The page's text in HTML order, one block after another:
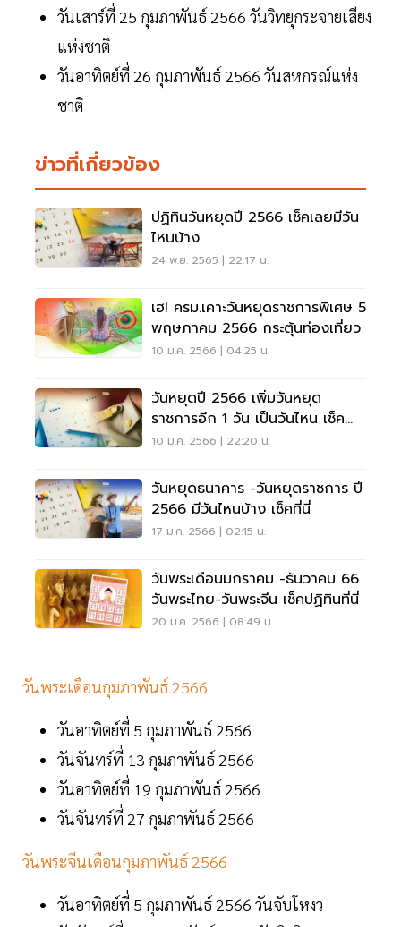
วันเสาร์ที่ 25 กุมภาพันธ์ 2566 วันวิทยุกระจายเสียง
แห่งชาติ
วันอาทิตย์ที่ 26 กุมภาพันธ์ 2566 วันสหกรณ์แห่ง
ชาติ
ข่าวที่เกี่ยวข้อง
ปฏิทินวันหยุดปี 2566 เช็คเลยมีวัน
ไหนบ้าง
24 พ.ย. 2565 | 22:17 น.
เฮ! ครม.เคาะวันหยุดราชการพิเศษ 5
พฤษภาคม 2566 กระตุ้นท่องเที่ยว
10 ม.ค. 2566 | 04:25 น.
วันหยุดปี 2566 เพิ่มวันหยุด
ราชการอีก 1 วัน เป็นวันไหน เช็ค
เลย
10 ม.ค. 2566 | 22:20 น.
วันหยุดธนาคาร -วันหยุดราชการ ปี
2566 มีวันไหนบ้าง เช็คที่นี่
17 ม.ค. 2566 | 02:15 น.
วันพระเดือนมกราคม -ธันวาคม 66
วันพระไทย-วันพระจีน เช็คปฏิทินที่นี่
20 ม.ค. 2566 | 08:49 น.
วันพระเดือนกุมภาพันธ์ 2566
วันอาทิตย์ที่ 5 กุมภาพันธ์ 2566
วันจันทร์ที่ 13 กุมภาพันธ์ 2566
วันอาทิตย์ที่ 19 กุมภาพันธ์ 2566
วันจันทร์ที่ 27 กุมภาพันธ์ 2566
วันพระจีนเดือนกุมภาพันธ์ 2566
วันอาทิตย์ที่ 5 กุมภาพันธ์ 2566 วันจับโหงว